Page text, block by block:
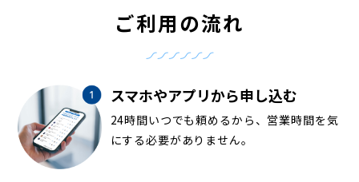
ご利用の流れ
スマホやアプリから申し込む
24時間いつでも頼めるから、営業時間を気
にする必要がありません。